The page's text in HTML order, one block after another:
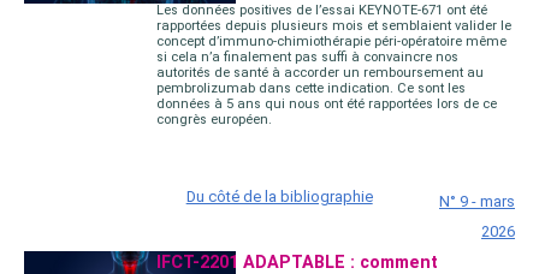
Les données positives de l’essai KEYNOTE-671 ont été
rapportées depuis plusieurs mois et semblaient valider le
concept d’immuno-chimiothérapie péri-opératoire même
si cela n’a finalement pas suffi à convaincre nos
autorités de santé à accorder un remboursement au
pembrolizumab dans cette indication. Ce sont les
données à 5 ans qui nous ont été rapportées lors de ce
congrès européen.
Du côté de la bibliographie
N° 9 - mars
2026
IFCT-2201 ADAPTABLE : comment